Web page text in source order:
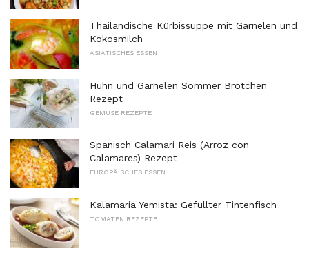
Thailändische Kürbissuppe mit Garnelen und
Kokosmilch
ASIATISCHES ESSEN
Huhn und Garnelen Sommer Brötchen
Rezept
GEMÜSE REZEPTE
Spanisch Calamari Reis (Arroz con
Calamares) Rezept
EUROPÄISCHES ESSEN
Kalamaria Yemista: Gefüllter Tintenfisch
TOMATEN REZEPTE